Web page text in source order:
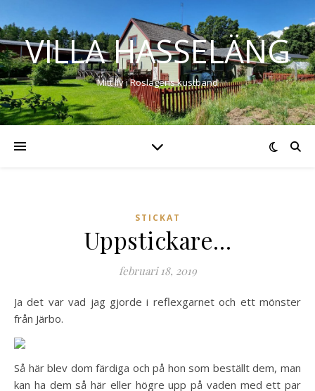
VILLA HASSELÄNG
Mitt liv i Roslagens kustband
STICKAT
Uppstickare…
februari 18, 2019
Ja det var vad jag gjorde i reflexgarnet och ett mönster
från Järbo.
Så här blev dom färdiga och på hon som beställt dem, man
kan ha dem så här eller högre upp på vaden med ett par